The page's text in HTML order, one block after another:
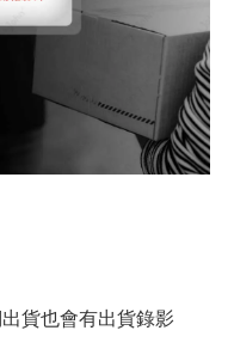
貨也會有出貨錄影